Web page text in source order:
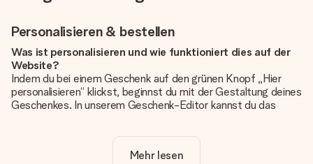
Personalisieren & bestellen
Was ist personalisieren und wie funktioniert dies auf der
Website?
Indem du bei einem Geschenk auf den grünen Knopf „Hier
personalisieren“ klickst, beginnst du mit der Gestaltung deines
Geschenkes. In unserem Geschenk-Editor kannst du das
noch eines unserer angebotenen Designs, um deinem
Geschenk die perfekte Ausstrahlung zu verleihen.
Mehr lesen